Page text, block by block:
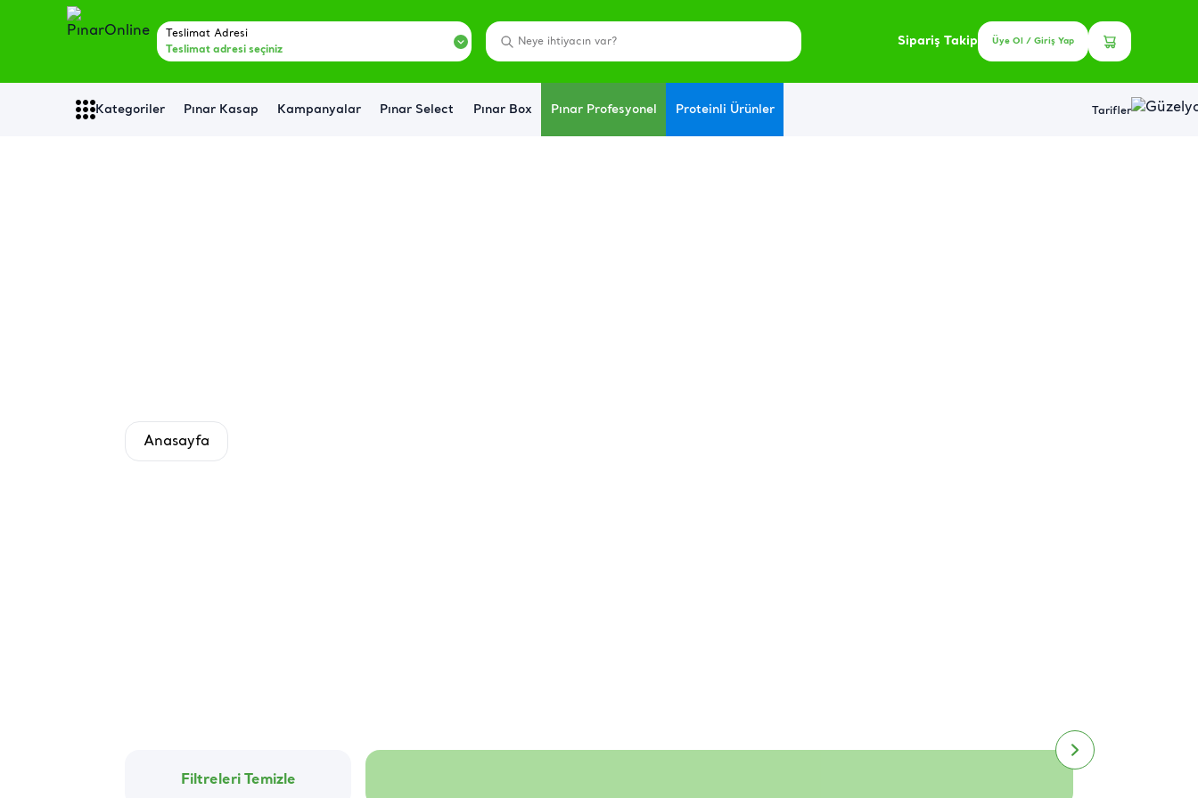
Teslimat Adresi
Teslimat adresi seçiniz
Sipariş Takip Üye Ol / Giriş Yap
Kategoriler Pınar Kasap Kampanyalar Pınar Select Pınar Box Pınar Profesyonel Proteinli Ürünler Tarifler
Anasayfa
Filtreleri Temizle